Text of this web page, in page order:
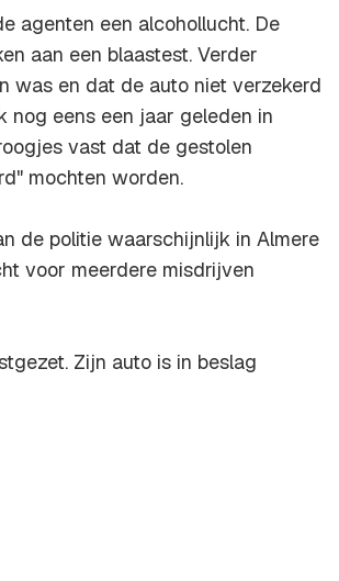
agenten een alcohollucht. De
aan een blaastest. Verder
was en dat de auto niet verzekerd
eens een jaar geleden in
vast dat de gestolen
mochten worden.
de politie waarschijnlijk in Almere
voor meerdere misdrijven
Zijn auto is in beslag